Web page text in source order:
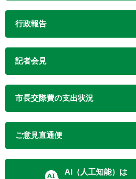
行政報告
記者会見
市長交際費の支出状況
ご意見直通便
AI（人工知能）は